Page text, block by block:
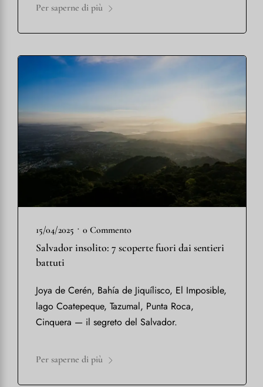
Per saperne di più
15/04/2025 • 0 Commento
Salvador insolito: 7 scoperte fuori dai sentieri
battuti
Joya de Cerén, Bahía de Jiquílisco, El Imposible,
lago Coatepeque, Tazumal, Punta Roca,
Cinquera — il segreto del Salvador.
Per saperne di più